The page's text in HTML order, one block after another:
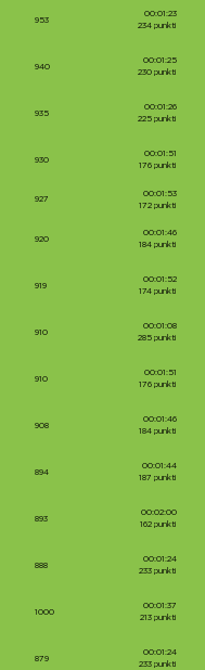
953
00:01:23
234 punkti
940
00:01:25
230 punkti
935
00:01:26
225 punkti
930
00:01:51
176 punkti
927
00:01:53
172 punkti
920
00:01:46
184 punkti
919
00:01:52
174 punkti
910
00:01:08
285 punkti
910
00:01:51
176 punkti
908
00:01:46
184 punkti
894
00:01:44
187 punkti
893
00:02:00
162 punkti
888
00:01:24
233 punkti
1000
00:01:37
213 punkti
879
00:01:24
233 punkti